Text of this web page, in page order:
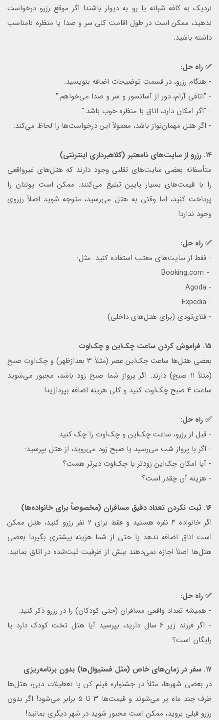
نزدیک به کافه شبانه یا رو به دیوار باشند! اگر موقع رزرو درخواست
ندهید، ممکن است در طول اقامت کلی سر و صدا یا منظره نامناسب
داشته باشید.
✅ راه حل:
- هنگام رزرو، در قسمت توضیحات اضافه بنویسید:
- "اتاقی آرام، دور از آسانسور و سر و صدا می‌خواهم."
- "اگر امکان دارد، اتاق با منظره خوب باشد."
- اگر هتل مهمان‌نواز باشد، معمولاً این درخواست‌ها را لحاظ می‌کند.
۱۴. رزرو از سایت‌های نامعتبر (کلاهبرداری اینترنتی)
متأسفانه بعضی سایت‌های تقلبی وجود دارند که هتل‌های غیرواقعی
را با قیمت‌های بسیار پایین تبلیغ می‌کنند. ممکن است پولتان را
پرداخت کنید، اما وقتی به هتل می‌رسید، متوجه شوید اصلاً رزروی
وجود ندارد!
✅ راه حل:
- فقط از سایت‌های معتب استفاده کنید. مثل:
- Booking.com
- Agoda
- Expedia
- فلای‌تودی (برای هتل‌های داخلی)
۱۵. فراموش کردن ساعت چک‌این و چک‌اوت
بعضی هتل‌ها ساعت چک‌این عصر (مثلاً ۳ بعدازظهر) و چک‌اوت صبح
(مثلاً ۱۱ صبح) دارند. اگر پرواز شما صبح زود باشد، مجبور می‌شوید
ساعت ۴ صبح چک‌اوت کنید و کلی هزینه اضافه بپردازید!
✅ راه حل:
- قبل از رزرو، ساعت چک‌این و چک‌اوت را چک کنید.
- اگر با پرواز شب می‌رسید یا صبح زود می‌روید، از هتل بپرسید:
- آیا امکان چک‌این زودتر یا چک‌اوت دیرتر هست؟
- هزینه آن چقدر است؟
۱۶. ثبت نکردن تعداد دقیق مسافران (مخصوصاً برای خانواده‌ها)
اگر خانواده ۴ نفره هستید و فقط برای ۲ نفر رزرو کنید، هتل ممکن
است اتاق اضافه ندهد یا حتی از شما هزینه بیشتری بگیرد! بعضی
هتل‌ها اصلاً اجازه نمی‌دهند بیش از ظرفیت ثبت‌شده در اتاق بمانید.
✅ راه حل:
- همیشه تعداد واقعی مسافران (حتی کودکان) را در رزرو ذکر کنید.
- اگر فرزند زیر ۶ سال دارید، بپرسید آیا هتل تخت کودک دارد یا
رایگان است؟
۱۷. سفر در زمان‌های خاص (مثل فستیوال‌ها) بدون برنامه‌ریزی
در بعضی شهرها، مثلاً در جشنواره فیلم کن یا تعطیلات دبی، هتل‌ها
ظرف چند ماه پر می‌شوند و قیمت‌ها ۳ تا ۵ برابر می‌شود! اگر بدون
رزرو قبلی بروید، ممکن است مجبور شوید در شهر دیگری بمانید!